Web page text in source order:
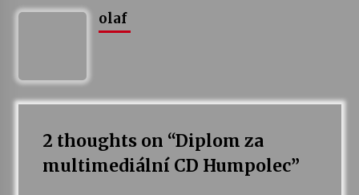
olaf
2 thoughts on “Diplom za
multimediální CD Humpolec”